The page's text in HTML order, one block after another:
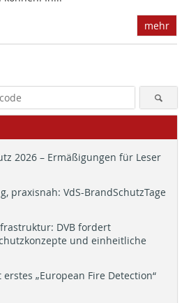
mehr
2026 – Ermäßigungen für Leser
praxisnah: VdS-BrandSchutzTage
DVB fordert
und einheitliche
„European Fire Detection“